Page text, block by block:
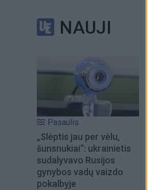
NAUJI
Pasaulis
„Slėptis jau per vėlu,
šunsnukiai“: ukrainietis
sudalyvavo Rusijos
gynybos vadų vaizdo
pokalbyje